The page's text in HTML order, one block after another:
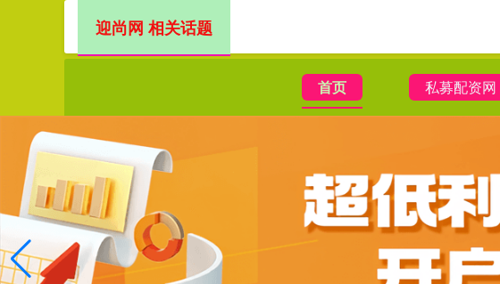
首页 私募配资网
迎尚网 相关话题